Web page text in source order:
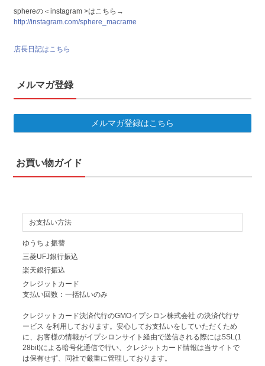
sphereの＜instagram >はこちら→
http://instagram.com/sphere_macrame
店長日記はこちら
メルマガ登録
メルマガ登録はこちら
お買い物ガイド
お支払い方法
ゆうちょ振替
三菱UFJ銀行振込
楽天銀行振込
クレジットカード
支払い回数：一括払いのみ
クレジットカード決済代行のGMOイプシロン株式会社 の決済代行サ
ービス を利用しております。安心してお支払いをしていただくため
に、お客様の情報がイプシロンサイト経由で送信される際にはSSL(1
28bit)による暗号化通信で行い、クレジットカード情報は当サイトで
は保有せず、同社で厳重に管理しております。